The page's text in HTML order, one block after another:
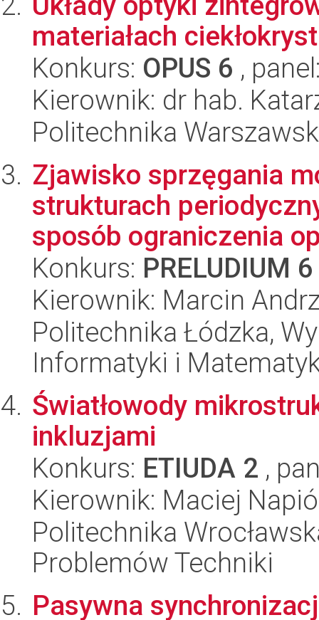
materiałach
Konkurs: OPUS 6 ,
Kierownik: dr hab.
Politechnika
Zjawisko sprzęgania
strukturach
sposób ograniczenia
Konkurs: PRELUDIUM 6
Kierownik: Marcin
Politechnika Łódzka,
Informatyki i
Światłowody
inkluzjami
Konkurs: ETIUDA 2 ,
Kierownik: Maciej
Politechnika
Problemów Techniki
Pasywna